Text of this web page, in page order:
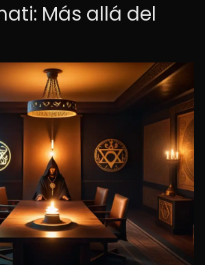
Más allá del